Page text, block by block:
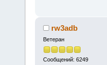
rw3adb
Ветеран
Сообщений: 6249